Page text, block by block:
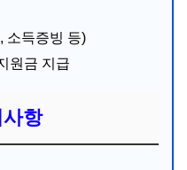
소득증빙 등)
원금 지급
항